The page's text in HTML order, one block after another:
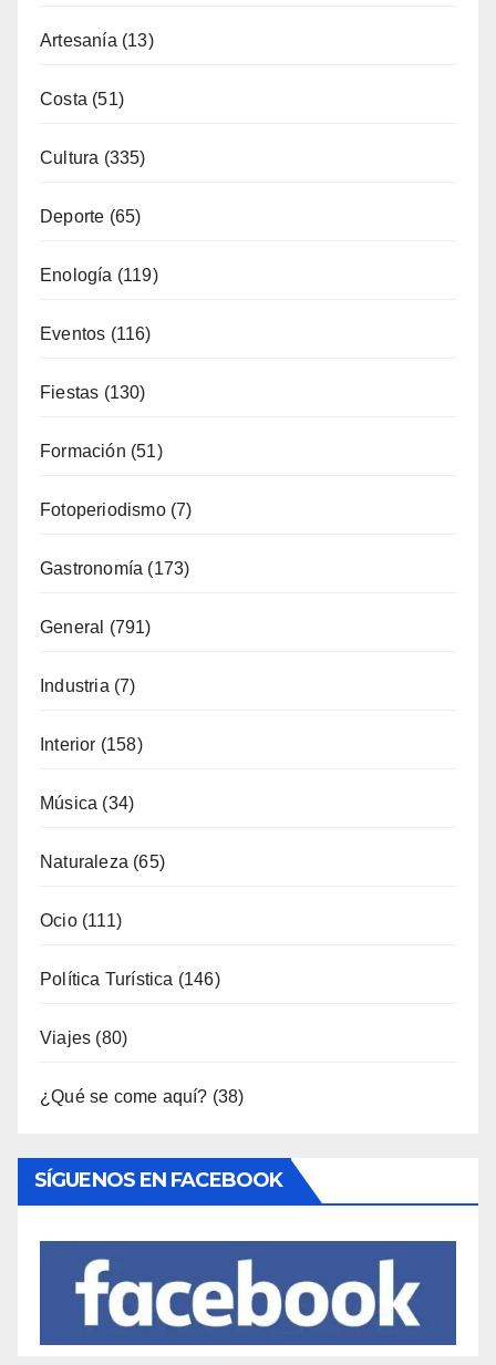
Artesanía (13)
Costa (51)
Cultura (335)
Deporte (65)
Enología (119)
Eventos (116)
Fiestas (130)
Formación (51)
Fotoperiodismo(7)
Gastronomía (173)
General (791)
Industria (7)
Interior (158)
Música (34)
Naturaleza (65)
Ocio(111)
Política Turística (146)
Viajes (80)
¿Qué se come aquí? (38)
SÍGUENOS EN FACEBOOK